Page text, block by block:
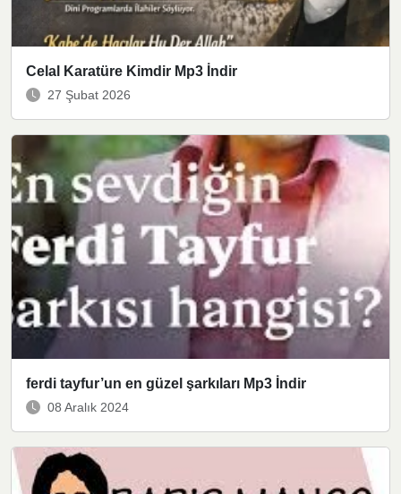
Celal Karatüre Kimdir Mp3 İndir
27 Şubat 2026
ferdi tayfur’un en güzel şarkıları Mp3 İndir
08 Aralık 2024